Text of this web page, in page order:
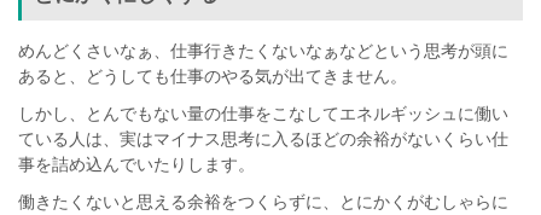
めんどくさいなぁ、仕事行きたくないなぁなどという思考が頭に
あると、どうしても仕事のやる気が出てきません。
しかし、とんでもない量の仕事をこなしてエネルギッシュに働い
ている人は、実はマイナス思考に入るほどの余裕がないくらい仕
事を詰め込んでいたりします。
働きたくないと思える余裕をつくらずに、とにかくがむしゃらに